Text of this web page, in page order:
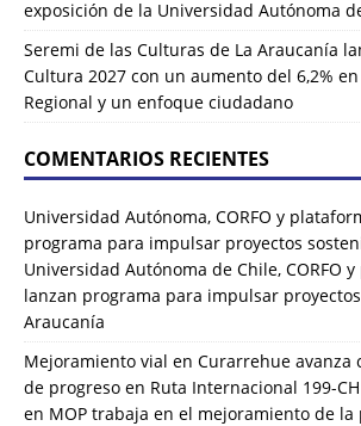
exposición de la Universidad Autónoma
Seremi de las Culturas de La Araucanía
Cultura 2027 con un aumento del 6,2%
Regional y un enfoque ciudadano
COMENTARIOS RECIENTES
Universidad Autónoma, CORFO y
programa para impulsar proyectos
Universidad Autónoma de Chile, CORFO
lanzan programa para impulsar
Araucanía
Mejoramiento vial en Curarrehue avanza
de progreso en Ruta Internacional 199-
en MOP trabaja en el mejoramiento de